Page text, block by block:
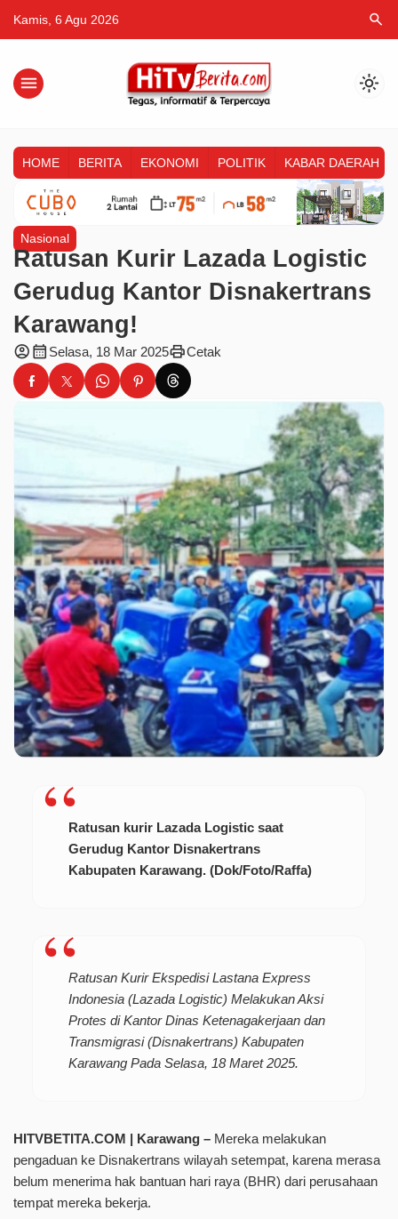
Kamis, 6 Agu 2026 search
menu light_mode
HOME BERITA EKONOMI POLITIK KABAR DAERAH
Nasional
Ratusan Kurir Lazada Logistic
Gerudug Kantor Disnakertrans
Karawang!
account_circlecalendar_month Selasa, 18 Mar 2025printCetak
Ratusan kurir Lazada Logistic saat
Gerudug Kantor Disnakertrans
Kabupaten Karawang. (Dok/Foto/Raffa)
Ratusan Kurir Ekspedisi Lastana Express
Indonesia (Lazada Logistic) Melakukan Aksi
Protes di Kantor Dinas Ketenagakerjaan dan
Transmigrasi (Disnakertrans) Kabupaten
Karawang Pada Selasa, 18 Maret 2025.
HITVBETITA.COM | Karawang – Mereka melakukan
pengaduan ke Disnakertrans wilayah setempat, karena merasa
belum menerima hak bantuan hari raya (BHR) dari perusahaan
tempat mereka bekerja.